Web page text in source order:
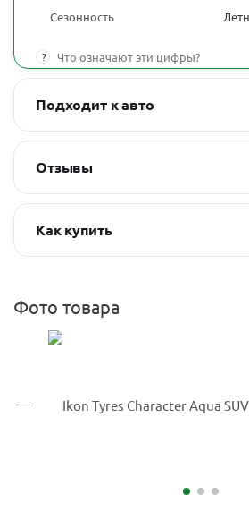
Сезонность
? Что означают эти цифры?
Подходит к авто
Отзывы
Как купить
Фото товара